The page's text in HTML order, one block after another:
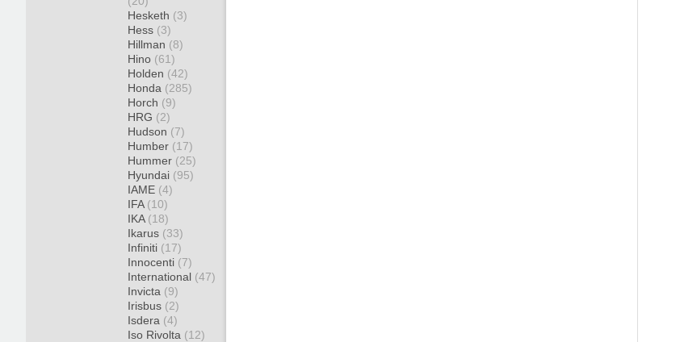
Hesketh (3)
Hess (3)
Hillman (8)
Hino (61)
Holden (42)
Honda (285)
Horch (9)
HRG (2)
Hudson (7)
Humber (17)
Hummer (25)
Hyundai (95)
IAME (4)
IFA (10)
IKA (18)
Ikarus (33)
Infiniti (17)
Innocenti (7)
International (47)
Invicta (9)
Irisbus (2)
Isdera (4)
Iso Rivolta (12)